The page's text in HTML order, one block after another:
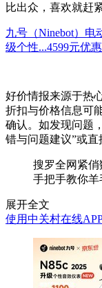
比出众，喜欢就赶
九号（Ninebot）电
级个性...4599元优
好价情报来源于热
折扣与价格信息可
确认。如发现问题
错与问题建议”或直
搜罗全网紧俏
手把手教你羊
展开全文
使用中关村在线